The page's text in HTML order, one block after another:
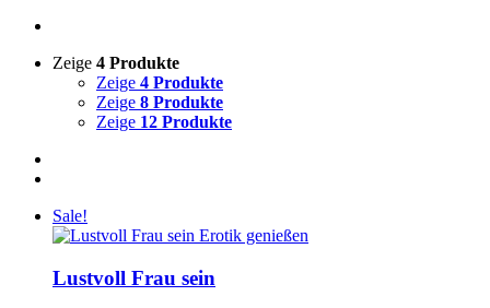
Zeige 4 Produkte
Zeige 4 Produkte
Zeige 8 Produkte
Zeige 12 Produkte
Sale!
Lustvoll Frau sein